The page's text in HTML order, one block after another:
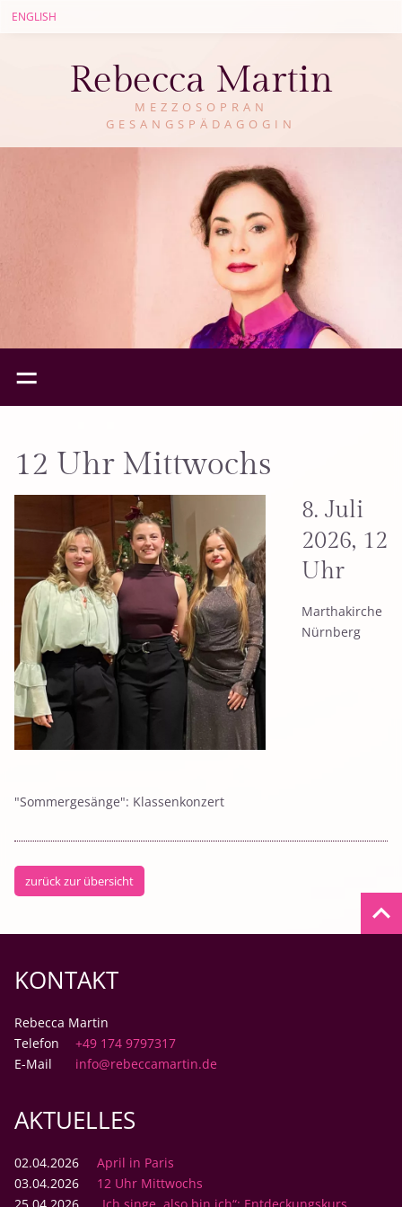
ENGLISH
Rebecca Martin
MEZZOSOPRAN
GESANGSPÄDAGOGIN
=
12 Uhr Mittwochs
8. Juli
2026, 12
Uhr
Marthakirche
Nürnberg
"Sommergesänge": Klassenkonzert
zurück zur übersicht
keyboard_arrow_up
KONTAKT
Rebecca Martin
Telefon
+49 174 9797317
E-Mail
info@rebeccamartin.de
AKTUELLES
02.04.2026
April in Paris
03.04.2026
12 Uhr Mittwochs